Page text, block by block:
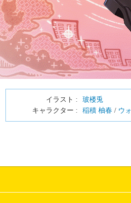
イラスト :
玻楼兎
キャラクター :
稲積 柚春 / ウ